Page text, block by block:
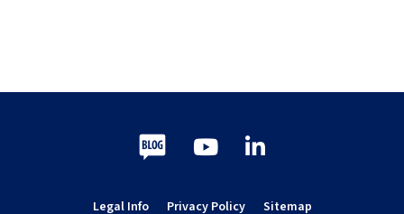
Blog Youtube
LinkedIn
Legal Info Privacy Policy Sitemap